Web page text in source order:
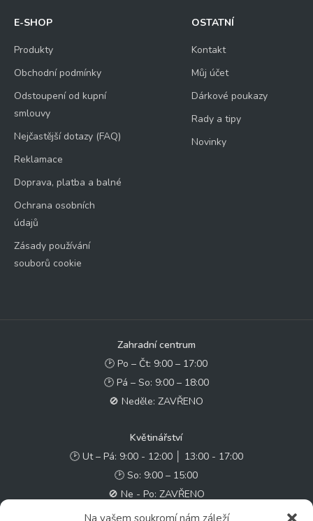
Na vašem soukromí nám záleží
E-SHOP
Produkty
Obchodní podmínky
Odstoupení od kupní
smlouvy
Nejčastější dotazy (FAQ)
Reklamace
Doprava, platba a balné
Ochrana osobních
údajů
Zásady používání
souborů cookie
OSTATNÍ
Kontakt
Můj účet
Dárkové poukazy
Rady a tipy
Novinky
Zahradní centrum
🕑 Po – Čt: 9:00 – 17:00
🕑 Pá – So: 9:00 – 18:00
🚫 Neděle: ZAVŘENO
Květinářství
🕑 Ut – Pá: 9:00 - 12:00 │ 13:00 - 17:00
🕑 So: 9:00 – 15:00
🚫 Ne - Po: ZAVŘENO